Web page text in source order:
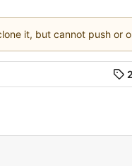
it, but cannot push or
2